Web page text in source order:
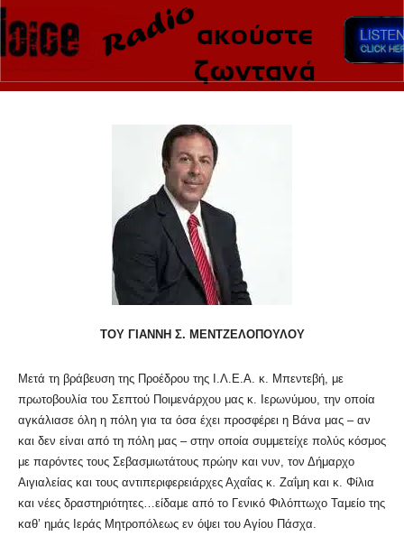
ΤΟΥ ΓΙΑΝΝΗ Σ. ΜΕΝΤΖΕΛΟΠΟΥΛΟΥ
Μετά τη βράβευση της Προέδρου της Ι.Λ.Ε.Α. κ. Μπεντεβή, με
πρωτοβουλία του Σεπτού Ποιμενάρχου μας κ. Ιερωνύμου, την οποία
αγκάλιασε όλη η πόλη για τα όσα έχει προσφέρει η Βάνα μας – αν
και δεν είναι από τη πόλη μας – στην οποία συμμετείχε πολύς κόσμος
με παρόντες τους Σεβασμιωτάτους πρώην και νυν, τον Δήμαρχο
Αιγιαλείας και τους αντιπεριφερειάρχες Αχαΐας κ. Ζαΐμη και κ. Φίλια
και νέες δραστηριότητες…είδαμε από το Γενικό Φιλόπτωχο Ταμείο της
καθ’ ημάς Ιεράς Μητροπόλεως εν όψει του Αγίου Πάσχα.